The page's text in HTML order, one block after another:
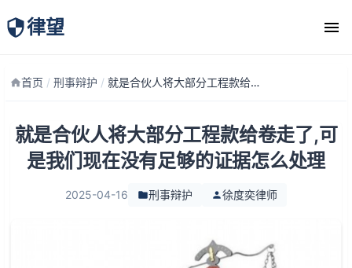
律望
律师团队
首页 / 刑事辩护 / 就是合伙人将大部分工程款给卷走了,可是我们现在没有足够的证据怎么处理
就是合伙人将大部分工程款给卷走了,可
是我们现在没有足够的证据怎么处理
2025-04-16 刑事辩护 徐度奕律师